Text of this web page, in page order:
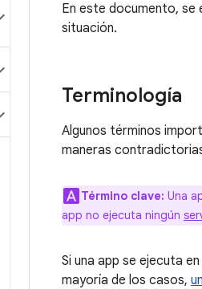
En este documento, se
situación.
Terminología
Algunos términos
maneras
Término clave: Una
app no ejecuta ningún
Si una app se ejecuta
mayoría de los casos,